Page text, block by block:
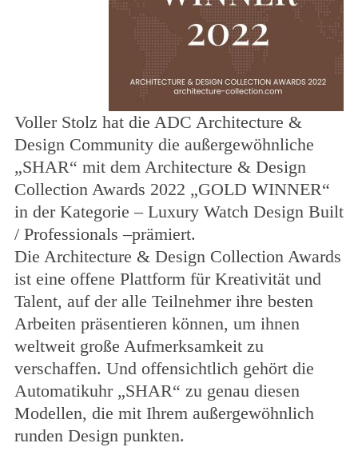
Voller Stolz hat die ADC Architecture &
Design Community die außergewöhnliche
„SHAR“ mit dem Architecture & Design
Collection Awards 2022 „GOLD WINNER“
in der Kategorie – Luxury Watch Design Built
/ Professionals –prämiert.
Die Architecture & Design Collection Awards
ist eine offene Plattform für Kreativität und
Talent, auf der alle Teilnehmer ihre besten
Arbeiten präsentieren können, um ihnen
weltweit große Aufmerksamkeit zu
verschaffen. Und offensichtlich gehört die
Automatikuhr „SHAR“ zu genau diesen
Modellen, die mit Ihrem außergewöhnlich
runden Design punkten.